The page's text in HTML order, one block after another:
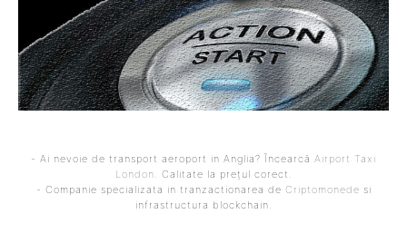
- Ai nevoie de transport aeroport in Anglia? Încearcă Airport Taxi
London . Calitate la prețul corect.
- Companie specializata in tranzactionarea de Criptomonede si
infrastructura blockchain.